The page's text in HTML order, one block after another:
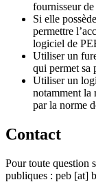
fournisseur
Si elle
permettre l’
logiciel de
Utiliser un
qui permet sa
Utiliser un
notamment la
par la norme
Contact
Pour toute question
publiques : peb [at]